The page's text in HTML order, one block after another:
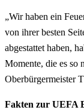
„Wir haben ein
von ihrer besten
abgestattet haben,
Momente, die es so
Oberbürgermeister
Fakten zur UEFA